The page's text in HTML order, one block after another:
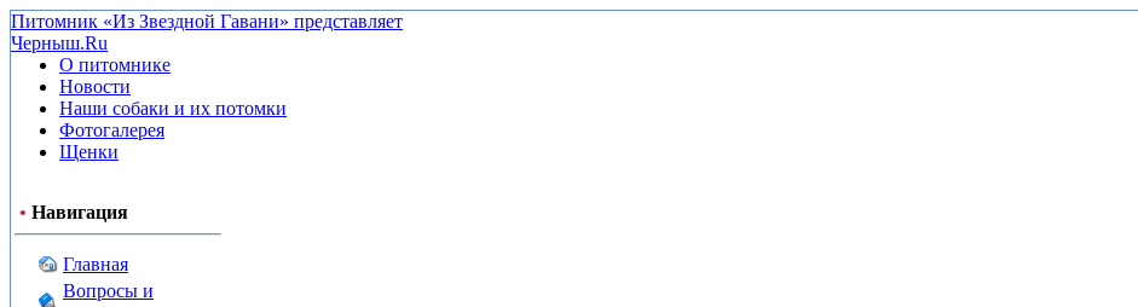
Питомник «Из Звездной Гавани» представляет
Черныш.Ru
О питомнике
Новости
Наши собаки и их потомки
Фотогалерея
Щенки
• Навигация
Главная
Вопросы и